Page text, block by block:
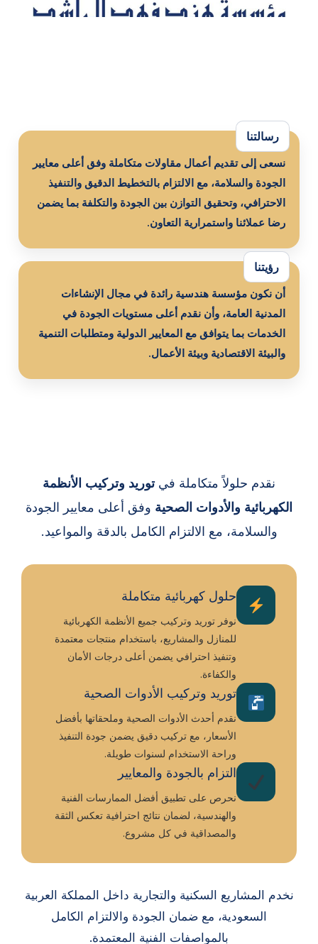
رسالتنا
نسعى إلى تقديم أعمال مقاولات متكاملة وفق أعلى معايير
الجودة والسلامة، مع الالتزام بالتخطيط الدقيق والتنفيذ
الاحترافي، وتحقيق التوازن بين الجودة والتكلفة بما يضمن
رضا عملائنا واستمرارية التعاون.
رؤيتنا
أن نكون مؤسسة هندسية رائدة في مجال الإنشاءات
المدنية العامة، وأن نقدم أعلى مستويات الجودة في
الخدمات بما يتوافق مع المعايير الدولية ومتطلبات التنمية
والبيئة الاقتصادية وبيئة الأعمال.
نقدم حلولاً متكاملة فيتوريد وتركيب الأنظمة
الكهربائية والأدوات الصحية وفق أعلى معايير الجودة
والسلامة، مع الالتزام الكامل بالدقة والمواعيد.
حلول كهربائية متكاملة
نوفر توريد وتركيب جميع الأنظمة الكهربائية
للمنازل والمشاريع، باستخدام منتجات معتمدة
وتنفيذ احترافي يضمن أعلى درجات الأمان
والكفاءة.
توريد وتركيب الأدوات الصحية
نقدم أحدث الأدوات الصحية وملحقاتها بأفضل
الأسعار، مع تركيب دقيق يضمن جودة التنفيذ
وراحة الاستخدام لسنوات طويلة.
التزام بالجودة والمعايير
نحرص على تطبيق أفضل الممارسات الفنية
والهندسية، لضمان نتائج احترافية تعكس الثقة
والمصداقية في كل مشروع.
نخدم المشاريع السكنية والتجارية داخل المملكة العربية
السعودية، مع ضمان الجودة والالتزام الكامل
بالمواصفات الفنية المعتمدة.